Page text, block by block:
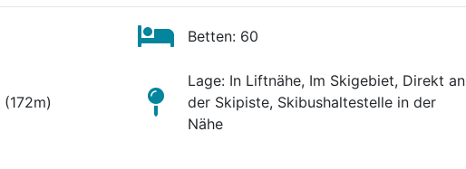
Betten: 60
(172m)
Lage: In Liftnähe, Im Skigebiet, Direkt an
der Skipiste, Skibushaltestelle in der
Nähe